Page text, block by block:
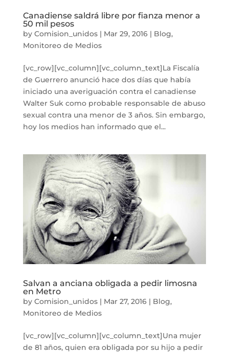
Canadiense saldrá libre por fianza menor a
50 mil pesos
by Comision_unidos| Mar 29, 2016| Blog,
Monitoreo de Medios
[vc_row][vc_column][vc_column_text]La Fiscalía
de Guerrero anunció hace dos días que había
iniciado una averiguación contra el canadiense
Walter Suk como probable responsable de abuso
sexual contra una menor de 3 años. Sin embargo,
hoy los medios han informado que el...
Salvan a anciana obligada a pedir limosna
en Metro
by Comision_unidos| Mar 27, 2016| Blog,
Monitoreo de Medios
[vc_row][vc_column][vc_column_text]Una mujer
de 81 años, quien era obligada por su hijo a pedir